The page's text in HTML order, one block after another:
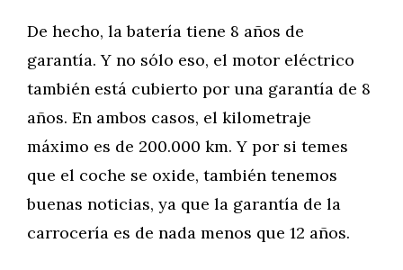
De hecho, la batería tiene 8 años de
garantía. Y no sólo eso, el motor eléctrico
también está cubierto por una garantía de 8
años. En ambos casos, el kilometraje
máximo es de 200.000 km. Y por si temes
que el coche se oxide, también tenemos
buenas noticias, ya que la garantía de la
carrocería es de nada menos que 12 años.